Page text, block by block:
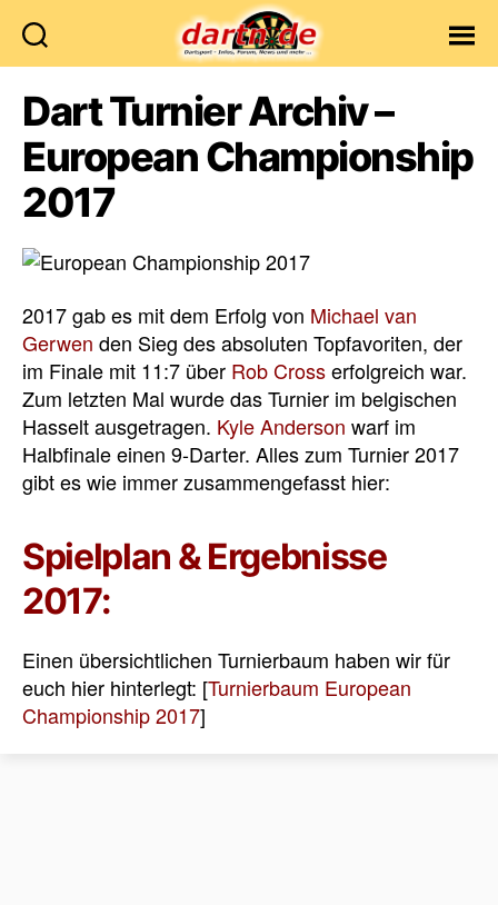
Dart Turnier Archiv –
European Championship
2017
2017 gab es mit dem Erfolg von Michael van
Gerwen den Sieg des absoluten Topfavoriten, der
im Finale mit 11:7 über Rob Crosserfolgreich war.
Zum letzten Mal wurde das Turnier im belgischen
Hasselt ausgetragen. Kyle Anderson warf im
Halbfinale einen 9-Darter. Alles zum Turnier 2017
gibt es wie immer zusammengefasst hier:
Spielplan & Ergebnisse
2017:
Einen übersichtlichen Turnierbaum haben wir für
euch hier hinterlegt: [Turnierbaum European
Championship 2017]